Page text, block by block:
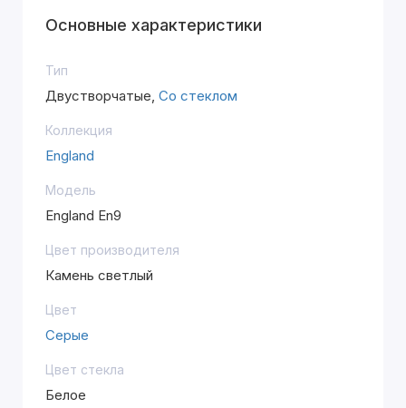
Основные характеристики
Тип
Двустворчатые, Со стеклом
Коллекция
England
Модель
England En9
Цвет производителя
Камень светлый
Цвет
Серые
Цвет стекла
Белое